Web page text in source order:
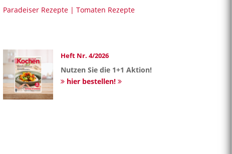
Paradeiser Rezepte | Tomaten Rezepte
Heft Nr. 4/2026
Nutzen Sie die 1+1 Aktion!
hier bestellen!